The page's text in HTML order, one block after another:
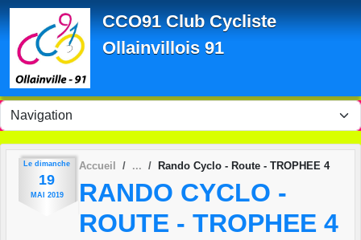
CCO91 Club Cycliste
Ollainvillois 91
Le dimanche
19
MAI 2019
Accueil Rando Cyclo - Route - TROPHEE 4
RANDO CYCLO -
ROUTE - TROPHEE 4
Panneau de gestion des cookies